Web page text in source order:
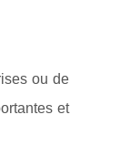
ou de
et